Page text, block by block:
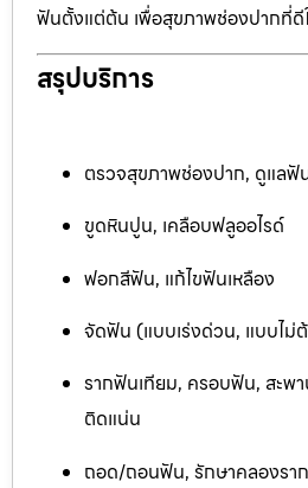
ฟันตั้งแต่ต้น เพื่อสุขภาพช่องปากที่ดี
สรุปบริการ
ตรวจสุขภาพช่องปาก, ดูแลฟั
ขูดหินปูน, เคลือบฟลูออไรด์
ฟอกสีฟัน, แก้ไขฟันเหลือง
จัดฟัน (แบบเร่งด่วน, แบบไ
รากฟันเทียม, ครอบฟัน, สะ
ติดแน่น
ถอด/ถอนฟัน, รักษาคลองรา